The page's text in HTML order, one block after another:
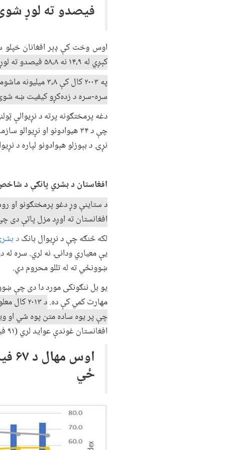
فیصدو ته لوړ
اوس وخت کې ډېر افغانان خپلو
کېږي له ۱۴،۹ نه ۵۸،۸ فیصدو ته لوړ شوی او د ۱۸ کاله مخکې په پرتله د میندو د مړینې کچه کمه شوې ده.
سره-سره د زده‌کړو کیفیت ښه
دغه پرمختګونه پرته د نړیوالې
چې د ۳۴ هیوادونو او
نړۍ د بېوزلو هېوادونو لپاره د
افغاستان د بشري پانګې د
د ستاینې وړ دغو پرمختګونو او
افغانستان ته اوږد مزل پاتې
لکه څنګه چې د نړیوال بانکد
ښوونځي ته له تللو محروم دي.
یو بل ننګونکی مورد دا دی چې
مهارت کمي کې ده.
چې پر یوه ساده متن پوه شي او
افغانستان غوندې عواید لري (۹۱ فیصده) په پرتله لوړه ده.
ځي
Image